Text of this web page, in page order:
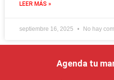
LEER MÁS »
septiembre 16, 2025 No hay
Agenda tu